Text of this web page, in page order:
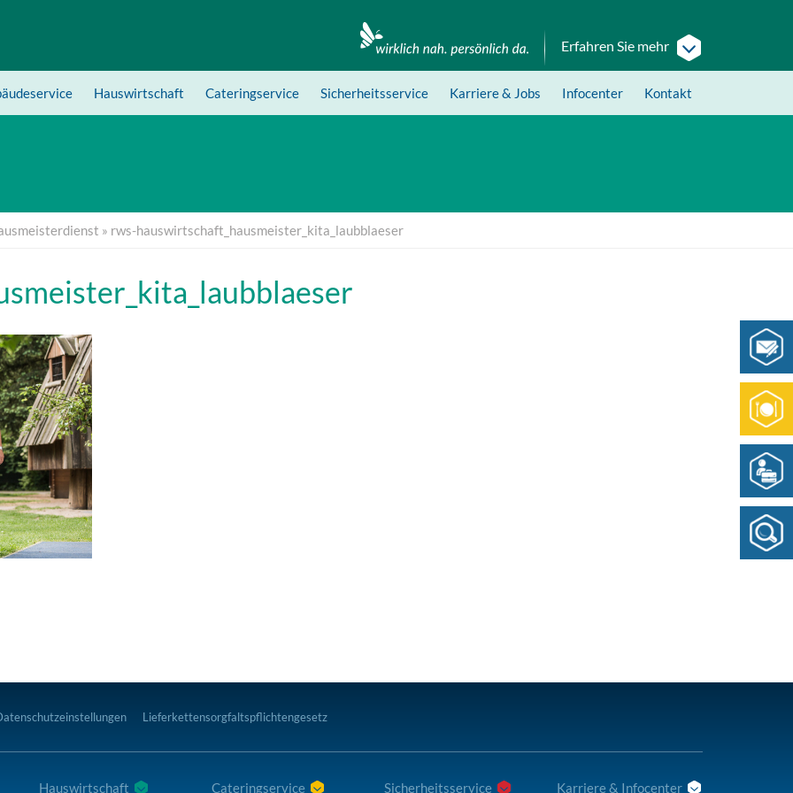
Erfahren Sie mehr
Hauswirtschaft Cateringservice Sicherheitsservice Karriere& Jobs Infocenter Kontakt
» rws-hauswirtschaft_hausmeister_kita_laubblaeser
Lieferkettensorgfaltspflichtengesetz
Hauswirtschaft Cateringservice Sicherheitsservice Karriere & Infocenter